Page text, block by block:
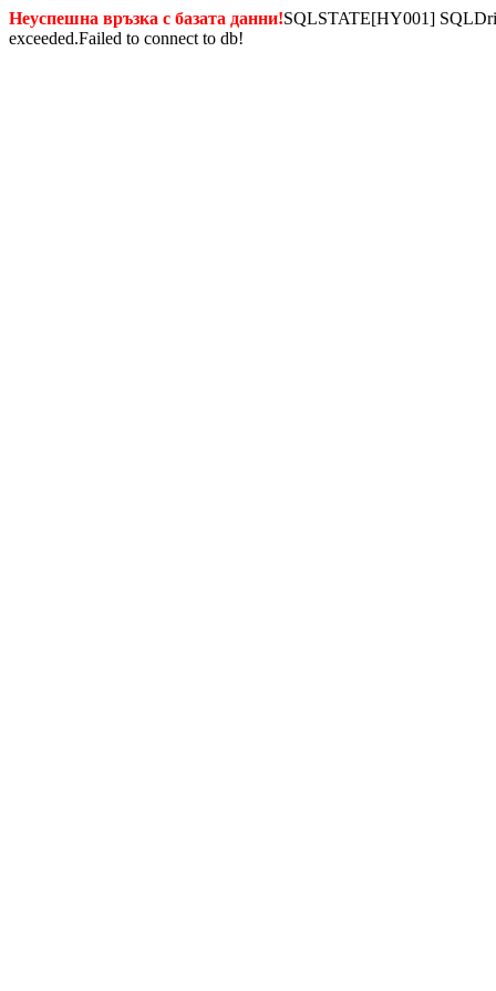
Неуспешна връзка с базата данни!SQLSTATE[HY001]
exceeded.Failed to connect to db!